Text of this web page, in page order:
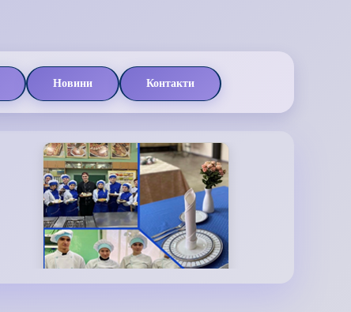
Новини Контакти